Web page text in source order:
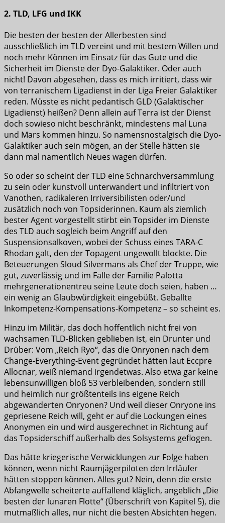
2. TLD, LFG und IKK
Die besten der besten der Allerbesten sind
ausschließlich im TLD vereint und mit bestem Willen und
noch mehr Können im Einsatz für das Gute und die
Sicherheit im Dienste der Dyo-Galaktiker. Oder auch
nicht! Davon abgesehen, dass es mich irritiert, dass wir
von terranischem Ligadienst in der Liga Freier Galaktiker
reden. Müsste es nicht pedantisch GLD (Galaktischer
Ligadienst) heißen? Denn allein auf Terra ist der Dienst
doch sowieso nicht beschränkt, mindestens mal Luna
und Mars kommen hinzu. So namensnostalgisch die Dyo-
Galaktiker auch sein mögen, an der Stelle hätten sie
dann mal namentlich Neues wagen dürfen.
So oder so scheint der TLD eine Schnarchversammlung
zu sein oder kunstvoll unterwandert und infiltriert von
Vanothen, radikaleren Irriversibilisten oder/und
zusätzlich noch von Topsiderinnen. Kaum als ziemlich
bester Agent vorgestellt stirbt ein Topsider im Dienste
des TLD auch sogleich beim Angriff auf den
Suspensionsalkoven, wobei der Schuss eines TARA-C
Rhodan galt, den der Topagent ungewollt blockte. Die
Beteuerungen Sloud Silvermans als Chef der Truppe, wie
gut, zuverlässig und im Falle der Familie Palotta
mehrgenerationentreu seine Leute doch seien, haben …
ein wenig an Glaubwürdigkeit eingebüßt. Geballte
Inkompetenz-Kompensations-Kompetenz – so scheint es.
Hinzu im Militär, das doch hoffentlich nicht frei von
wachsamen TLD-Blicken geblieben ist, ein Drunter und
Drüber: Vom „Reich Ryo“, das die Onryonen nach dem
Change-Everything-Event gegründet hätten laut Eccpre
Allocnar, weiß niemand irgendetwas. Also etwa gar keine
lebensunwilligen bloß 53 verbleibenden, sondern still
und heimlich nur größtenteils ins eigene Reich
abgewanderten Onryonen? Und weil dieser Onryone ins
gepriesene Reich will, geht er auf die Lockungen eines
Anonymen ein und wird ausgerechnet in Richtung auf
das Topsiderschiff außerhalb des Solsystems geflogen.
Das hätte kriegerische Verwicklungen zur Folge haben
können, wenn nicht Raumjägerpiloten den Irrläufer
hätten stoppen können. Alles gut? Nein, denn die erste
Abfangwelle scheiterte auffallend kläglich, angeblich „Die
besten der lunaren Flotte“ (Überschrift von Kapitel 5), die
mutmaßlich alles, nur nicht die besten Absichten hegen.